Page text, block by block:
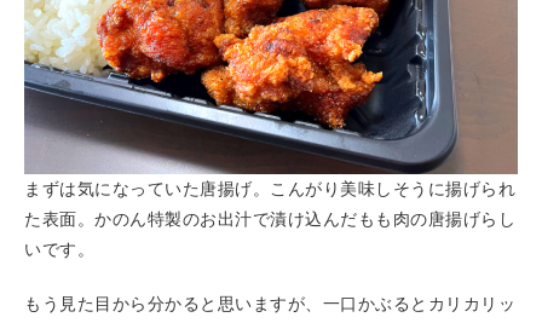
まずは気になっていた唐揚げ。こんがり美味しそうに揚げられ
た表面。かのん特製のお出汁で漬け込んだもも肉の唐揚げらし
いです。
もう見た目から分かると思いますが、一口かぶるとカリカリッ